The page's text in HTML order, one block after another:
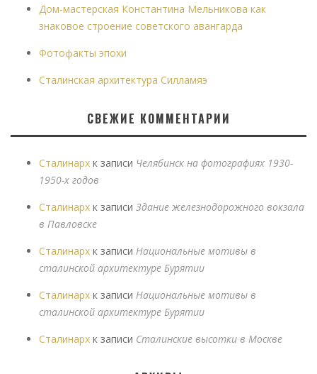
Дом-мастерская Константина Мельникова как
знаковое строение советского авангарда
Фотофакты эпохи
Сталинская архитектура Силламяэ
СВЕЖИЕ КОММЕНТАРИИ
Сталинарх к записи Челябинск на фотографиях 1930-
1950-х годов
Сталинарх к записи Здание железнодорожного вокзала
в Павловске
Сталинарх к записи Национальные мотивы в
сталинской архитектуре Бурятии
Сталинарх к записи Национальные мотивы в
сталинской архитектуре Бурятии
Сталинарх к записи Сталинские высотки в Москве